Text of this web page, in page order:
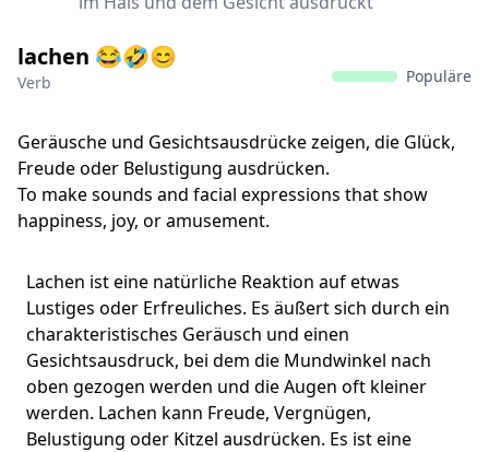
lachen 😂🤣😊
Verb Populäre
Geräusche und Gesichtsausdrücke zeigen, die Glück,
Freude oder Belustigung ausdrücken.
To make sounds and facial expressions that show
happiness, joy, or amusement.
Lachen ist eine natürliche Reaktion auf etwas
Lustiges oder Erfreuliches. Es äußert sich durch ein
charakteristisches Geräusch und einen
Gesichtsausdruck, bei dem die Mundwinkel nach
oben gezogen werden und die Augen oft kleiner
werden. Lachen kann Freude, Vergnügen,
Belustigung oder Kitzel ausdrücken. Es ist eine